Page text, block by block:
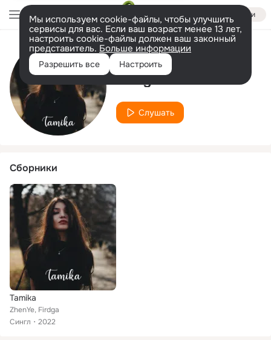
Войти
Мы используем cookie-файлы, чтобы улучшить
сервисы для вас. Если ваш возраст менее 13 лет,
настроить cookie-файлы должен ваш законный
представитель. Больше информации
Разрешить все Настроить
Исполнитель
Firdga
Слушать
Сборники
Tamika
ZhenYe, Firdga
Сингл
2022